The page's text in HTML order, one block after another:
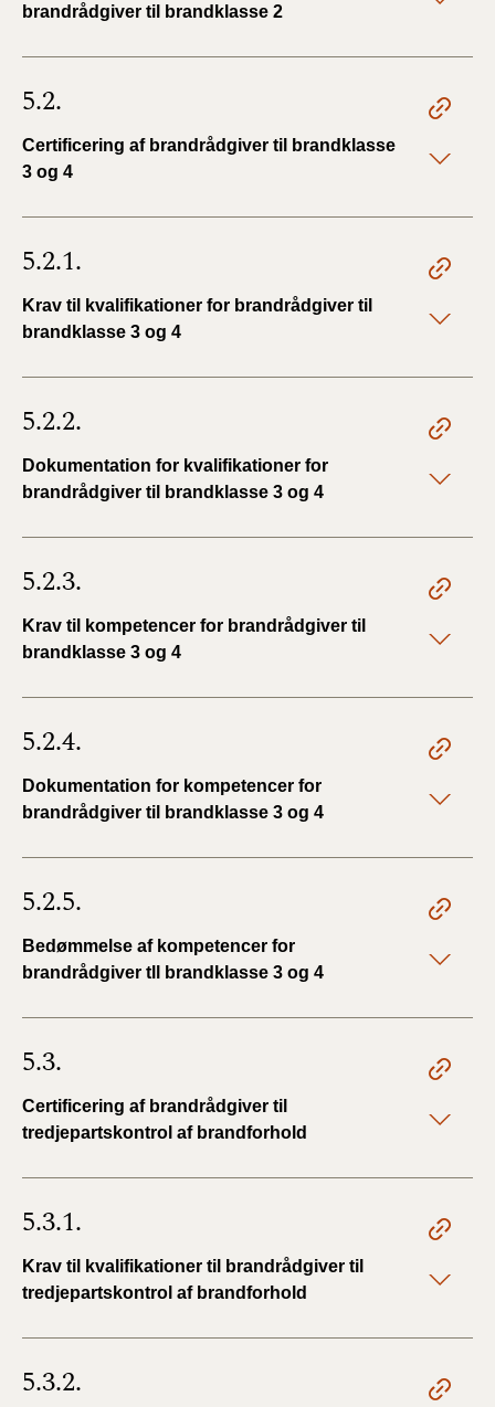
brandrådgiver til brandklasse 2
5.2.
Certificering af brandrådgiver til brandklasse
3 og 4
5.2.1.
Krav til kvalifikationer for brandrådgiver til
brandklasse 3 og 4
5.2.2.
Dokumentation for kvalifikationer for
brandrådgiver til brandklasse 3 og 4
5.2.3.
Krav til kompetencer for brandrådgiver til
brandklasse 3 og 4
5.2.4.
Dokumentation for kompetencer for
brandrådgiver til brandklasse 3 og 4
5.2.5.
Bedømmelse af kompetencer for
brandrådgiver tll brandklasse 3 og 4
5.3.
Certificering af brandrådgiver til
tredjepartskontrol af brandforhold
5.3.1.
Krav til kvalifikationer til brandrådgiver til
tredjepartskontrol af brandforhold
5.3.2.